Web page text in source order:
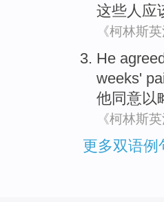
这些人应
《柯林斯
He
weeks'
他同意以
《柯林斯
更多双语例